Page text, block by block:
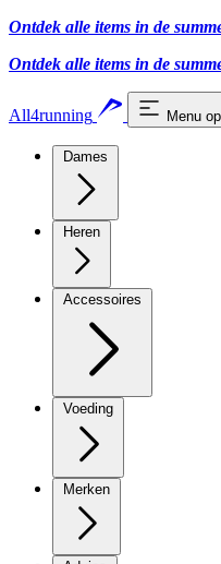
Ontdek alle items in de
Ontdek alle items in de
All4running Menu
Dames
Heren
Accessoires
Voeding
Merken